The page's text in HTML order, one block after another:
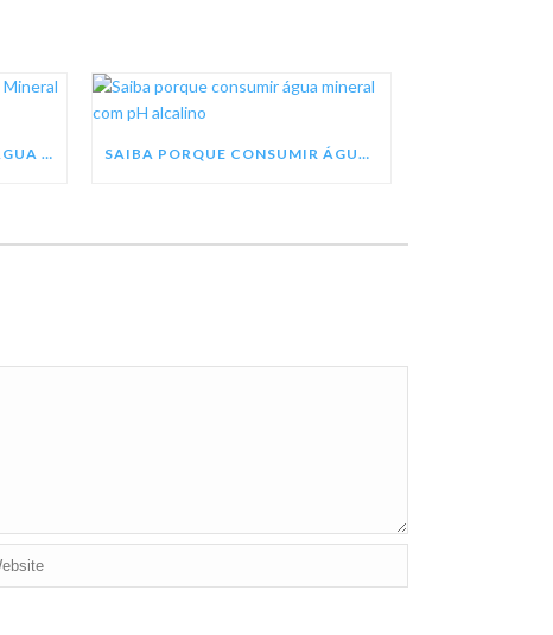
SEJA UM REVENDEDOR DE ÁGUA MINERAL TREZE TÍLIAS SAIBA PORQUE CONSUMIR ÁGUA MINERAL COM PH ALCALINO